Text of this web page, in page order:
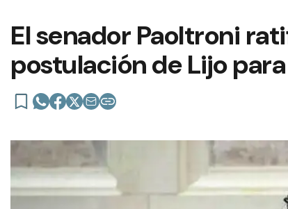
El senador Paoltroni
postulación de Lijo